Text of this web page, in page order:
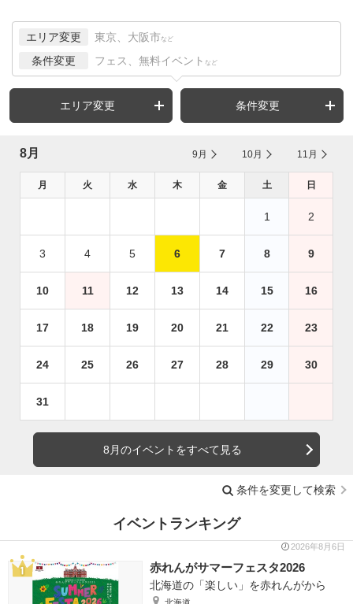
エリア変更 東京、大阪市 など
条件変更 フェス、無料イベント など
エリア変更 条件変更
8月 9月 10月 11月
月 火 水 木 金 土 日
1 2
3 4 5 6 7 8 9
10 11 12 13 14 15 16
17 18 19 20 21 22 23
24 25 26 27 28 29 30
31
8月のイベントをすべて見る
条件を変更して検索
イベントランキング
2026年8月6日
赤れんがサマーフェスタ2026
北海道の「楽しい」を赤れんがから